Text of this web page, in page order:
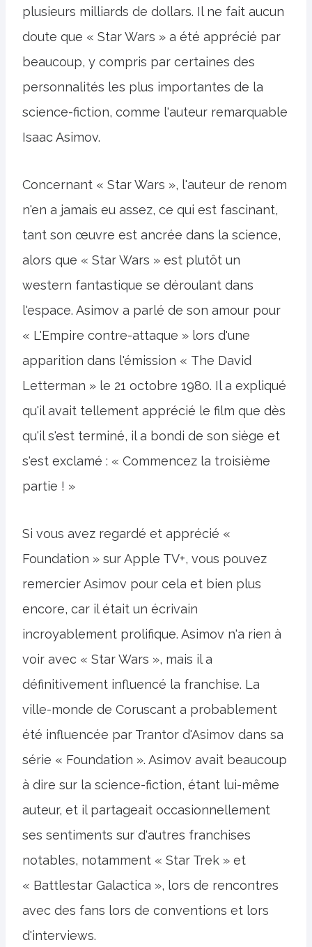
plusieurs milliards de dollars. Il ne fait aucun
doute que « Star Wars » a été apprécié par
beaucoup, y compris par certaines des
personnalités les plus importantes de la
science-fiction, comme l'auteur remarquable
Isaac Asimov.
Concernant « Star Wars », l'auteur de renom
n'en a jamais eu assez, ce qui est fascinant,
tant son œuvre est ancrée dans la science,
alors que « Star Wars » est plutôt un
western fantastique se déroulant dans
l'espace. Asimov a parlé de son amour pour
« L'Empire contre-attaque » lors d'une
apparition dans l'émission « The David
Letterman » le 21 octobre 1980. Il a expliqué
qu'il avait tellement apprécié le film que dès
qu'il s'est terminé, il a bondi de son siège et
s'est exclamé : « Commencez la troisième
partie ! »
Si vous avez regardé et apprécié «
Foundation » sur Apple TV+, vous pouvez
remercier Asimov pour cela et bien plus
encore, car il était un écrivain
incroyablement prolifique. Asimov n'a rien à
voir avec « Star Wars », mais il a
définitivement influencé la franchise. La
ville-monde de Coruscant a probablement
été influencée par Trantor d'Asimov dans sa
série « Foundation ». Asimov avait beaucoup
à dire sur la science-fiction, étant lui-même
auteur, et il partageait occasionnellement
ses sentiments sur d'autres franchises
notables, notamment « Star Trek » et
« Battlestar Galactica », lors de rencontres
avec des fans lors de conventions et lors
d'interviews.